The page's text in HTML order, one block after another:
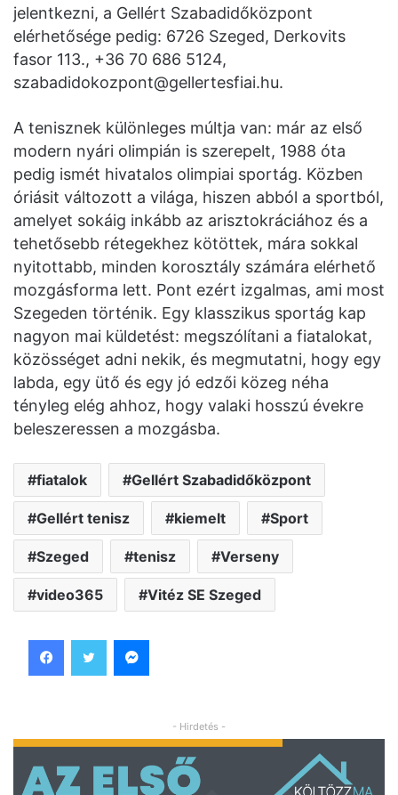
jelentkezni, a Gellért Szabadidőközpont
elérhetősége pedig: 6726 Szeged, Derkovits
fasor 113., +36 70 686 5124,
szabadidokozpont@gellertesfiai.hu.
A tenisznek különleges múltja van: már az első
modern nyári olimpián is szerepelt, 1988 óta
pedig ismét hivatalos olimpiai sportág. Közben
óriásit változott a világa, hiszen abból a sportból,
amelyet sokáig inkább az arisztokráciához és a
tehetősebb rétegekhez kötöttek, mára sokkal
nyitottabb, minden korosztály számára elérhető
mozgásforma lett. Pont ezért izgalmas, ami most
Szegeden történik. Egy klasszikus sportág kap
nagyon mai küldetést: megszólítani a fiatalokat,
közösséget adni nekik, és megmutatni, hogy egy
labda, egy ütő és egy jó edzői közeg néha
tényleg elég ahhoz, hogy valaki hosszú évekre
beleszeressen a mozgásba.
fiatalok Gellért Szabadidőközpont
Gellért tenisz kiemelt Sport
Szeged tenisz Verseny
video365 Vitéz SE Szeged
- Hirdetés -